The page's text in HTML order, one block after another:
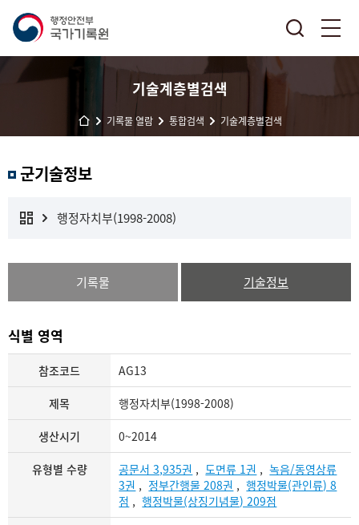
기술계층별검색
기록물 열람 통합검색 기술계층별검색
군기술정보
행정자치부(1998-2008)
기록물 기술정보
식별 영역
참조코드 AG13
제목 행정자치부(1998-2008)
생산시기 0~2014
유형별 수량 공문서 3,935권 ,도면류 1권 ,녹음/동영상류
3권 , 정부간행물 208권 ,행정박물(관인류) 8
점 ,행정박물(상징기념물) 209점